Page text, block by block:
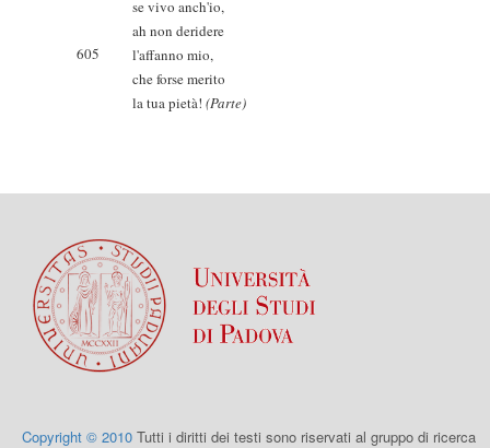
se vivo anch'io,
ah non deridere
605
l'affanno mio,
che forse merito
la tua pietà! (Parte)
Copyright © 2010 Tutti i diritti dei testi sono riservati al gruppo di ricerca